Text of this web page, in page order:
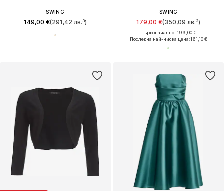
SWING
149,00 €(291,42 лв.³)
SWING
179,00 €(350,09 лв.³)
Първоначално: 199,00 €
Последна най-ниска цена:161,10 €